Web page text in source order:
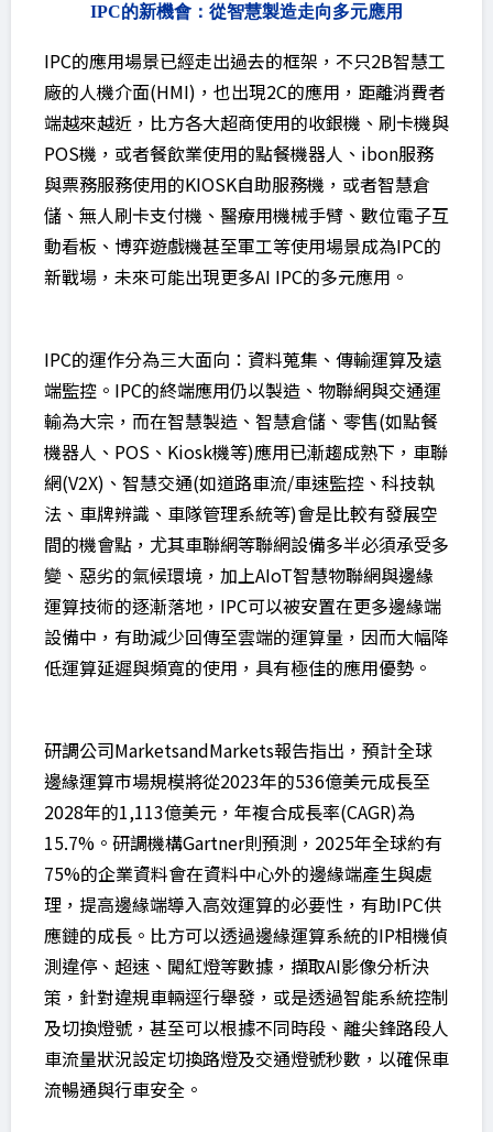
IPC的新機會：從智慧製造走向多元應用
IPC的應用場景已經走出過去的框架，不只2B智慧工
廠的人機介面(HMI)，也出現2C的應用，距離消費者
端越來越近，比方各大超商使用的收銀機、刷卡機與
POS機，或者餐飲業使用的點餐機器人、ibon服務
與票務服務使用的KIOSK自助服務機，或者智慧倉
儲、無人刷卡支付機、醫療用機械手臂、數位電子互
動看板、博弈遊戲機甚至軍工等使用場景成為IPC的
新戰場，未來可能出現更多AI IPC的多元應用。
IPC的運作分為三大面向：資料蒐集、傳輸運算及遠
端監控。IPC的終端應用仍以製造、物聯網與交通運
輸為大宗，而在智慧製造、智慧倉儲、零售(如點餐
機器人、POS、Kiosk機等)應用已漸趨成熟下，車聯
網(V2X)、智慧交通(如道路車流/車速監控、科技執
法、車牌辨識、車隊管理系統等)會是比較有發展空
間的機會點，尤其車聯網等聯網設備多半必須承受多
變、惡劣的氣候環境，加上AIoT智慧物聯網與邊緣
運算技術的逐漸落地，IPC可以被安置在更多邊緣端
設備中，有助減少回傳至雲端的運算量，因而大幅降
低運算延遲與頻寬的使用，具有極佳的應用優勢。
研調公司MarketsandMarkets報告指出，預計全球
邊緣運算市場規模將從2023年的536億美元成長至
2028年的1,113億美元，年複合成長率(CAGR)為
15.7%。研調機構Gartner則預測，2025年全球約有
75%的企業資料會在資料中心外的邊緣端產生與處
理，提高邊緣端導入高效運算的必要性，有助IPC供
應鏈的成長。比方可以透過邊緣運算系統的IP相機偵
測違停、超速、闖紅燈等數據，擷取AI影像分析決
策，針對違規車輛逕行舉發，或是透過智能系統控制
及切換燈號，甚至可以根據不同時段、離尖鋒路段人
車流量狀況設定切換路燈及交通燈號秒數，以確保車
流暢通與行車安全。